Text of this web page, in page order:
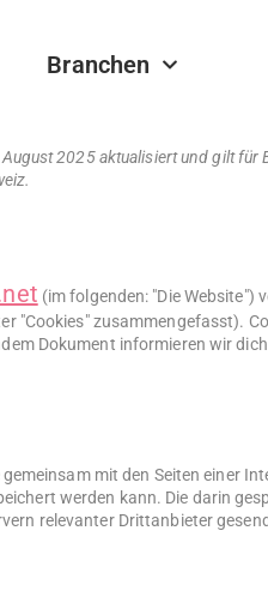
Branchen
2025 aktualisiert und gilt
(im folgenden: "Die Website")
"Cookies" zusammengefasst).
Dokument informieren wir
mit den Seiten einer
werden kann. Die darin
relevanter Drittanbieter